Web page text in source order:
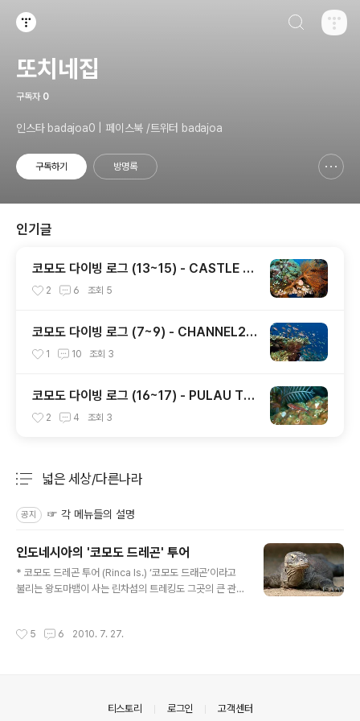
또치네집
구독자 0
인스타 badajoa0 | 페이스북 /트위터 badajoa
구독하기 방명록
인기글
코모도 다이빙 로그 (13~15) - CASTLE R
OCK / CRYSTAL ROCK / KARANG MA
2 6 조회 5
코모도 다이빙 로그 (7~9) - CHANNEL2 /
CASTLE ROCK / TATAWA BESSAL
1 10 조회 3
코모도 다이빙 로그 (16~17) - PULAU TE
NGAH / LONELY TREE, 그리고 마무리...
2 4 조회 3
넓은 세상/다른나라
공지 ☞ 각 메뉴들의 설명
인도네시아의 '코모도 드레곤' 투어
* 코모도 드레곤 투어 (Rinca Is.) ‘코모도 드래곤’이라고
불리는 왕도마뱀이 사는 린차섬의 트레킹도 그곳의 큰 관
~2시간정도 트레킹을 하고 온다. 우리도 다이빙 일정 중
에 많은 도마뱀들이 무리를 이루고 쉬고 있길래, 산에 가면
자연 속에 어울러져있는 왕도마뱀을 볼 수 있을 거라는 기
5 6 2010. 7. 27.
티스토리 로그인 고객센터